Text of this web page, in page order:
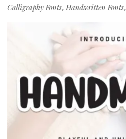
Calligraphy Fonts, Handwritten Fonts,